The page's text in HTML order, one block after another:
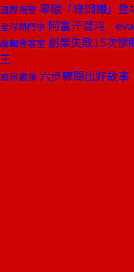
國際視窗 零碳「綠鋼鐵」
全球熱門字 阿富汗混沌
編輯會客室 創業失敗15次
王
商周書摘 六步驟問出好故